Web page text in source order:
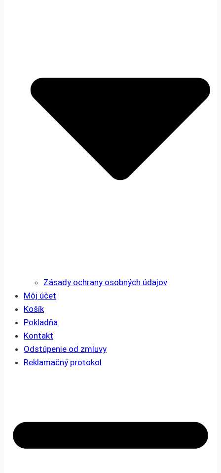
Zásady ochrany osobných údajov
Môj účet
Košík
Pokladňa
Kontakt
Odstúpenie od zmluvy
Reklamačný protokol